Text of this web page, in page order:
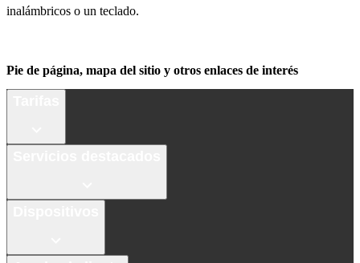
inalámbricos o un teclado.
Pie de página, mapa del sitio y otros enlaces de interés